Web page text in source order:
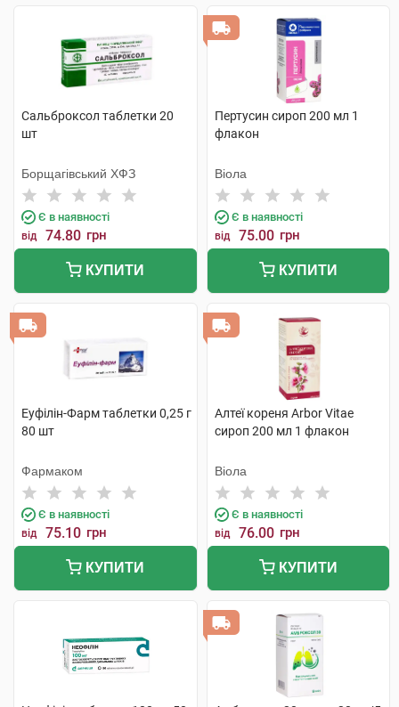
Сальброксол таблетки 20
шт
Борщагівський ХФЗ
Є в наявності
від 74.80 грн
КУПИТИ
Пертусин сироп 200 мл 1
флакон
Віола
Є в наявності
від 75.00 грн
КУПИТИ
Еуфілін-Фарм таблетки 0,25 г
80 шт
Фармаком
Є в наявності
від 75.10 грн
КУПИТИ
Алтеї кореня Arbor Vitae
сироп 200 мл 1 флакон
Віола
Є в наявності
від 76.00 грн
КУПИТИ